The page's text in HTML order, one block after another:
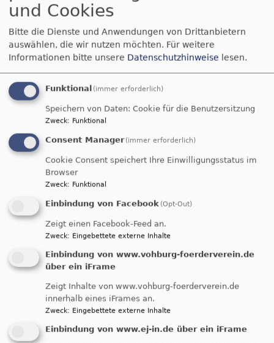
und Cookies
Bitte die Dienste und Anwendungen von Drittanbietern
auswählen, die wir nutzen möchten. Für weitere
Informationen bitte unsere Datenschutzhinweise lesen.
Funktional (immer erforderlich)
Speichern von Daten: Cookie für die Benutzersitzung
Zweck: Funktional
Consent Manager (immer erforderlich)
Cookie Consent speichert Ihre Einwilligungsstatus im
Browser
Zweck: Funktional
Einbindung von Facebook (Opt-Out)
Zeigt einen Facebook-Feed an.
Zweck: Eingebettete externe Inhalte
Einbindung von www.vohburg-foerderverein.de
über ein iFrame
Zeigt Inhalte von www.vohburg-foerderverein.de
innerhalb eines iFrames an.
Zweck: Eingebettete externe Inhalte
Einbindung von www.ej-in.de über ein iFrame